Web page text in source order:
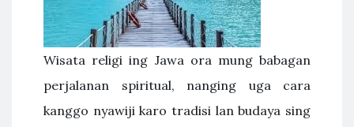
Wisata religi ing Jawa ora mung babagan
perjalanan spiritual, nanging uga cara
kanggo nyawiji karo tradisi lan budaya sing